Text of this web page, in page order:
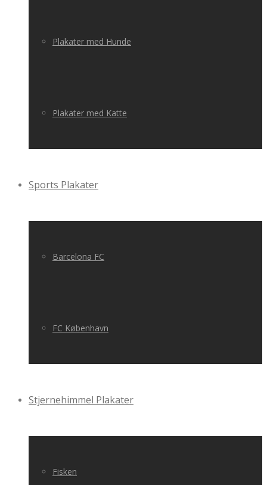
Plakater med Hunde
Plakater med Katte
Sports Plakater
Barcelona FC
FC København
Stjernehimmel Plakater
Fisken